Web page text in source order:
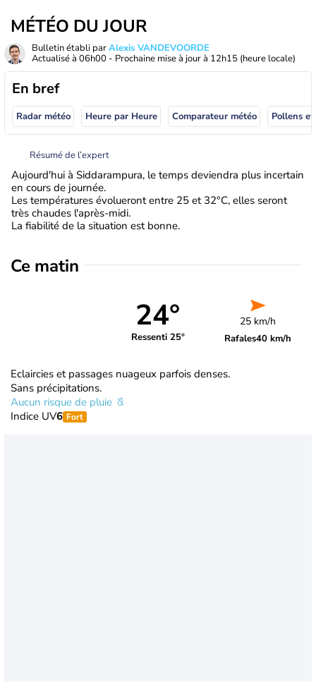
MÉTÉO DU JOUR
Bulletin établi parAlexis VANDEVOORDE
Actualisé à 06h00 - Prochaine mise à jour à 12h15 (heure locale)
En bref
Radar météo Heure par Heure Comparateur météo Pollens
Résumé de l’expert
Aujourd'hui à Siddarampura, le temps deviendra plus incertain
en cours de journée.
Les températures évolueront entre 25 et 32°C, elles seront
très chaudes l'après-midi.
La fiabilité de la situation est bonne.
Ce matin
24°
Ressenti 25°
25 km/h
Rafales40 km/h
Eclaircies et passages nuageux parfois denses.
Sans précipitations.
Aucun risque de pluie
Indice UV6 Fort